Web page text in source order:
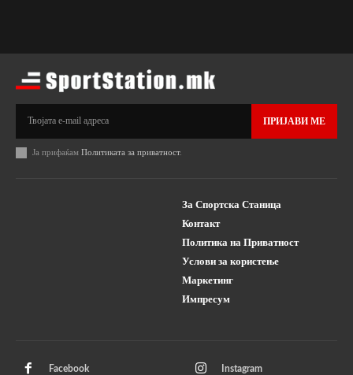
ПРИЈАВИ МЕ
Ја прифаќам Политиката за приватност.
За Спортска Станица
Контакт
Политика на Приватност
Услови за користење
Маркетинг
Импресум
Facebook Instagram